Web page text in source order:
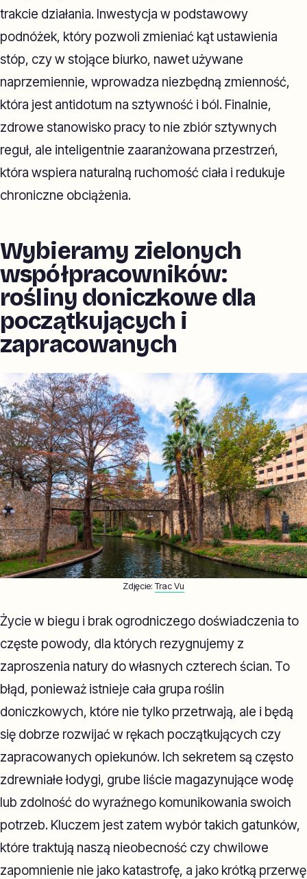
trakcie działania. Inwestycja w podstawowy
podnóżek, który pozwoli zmieniać kąt ustawienia
stóp, czy w stojące biurko, nawet używane
naprzemiennie, wprowadza niezbędną zmienność,
która jest antidotum na sztywność i ból. Finalnie,
zdrowe stanowisko pracy to nie zbiór sztywnych
reguł, ale inteligentnie zaaranżowana przestrzeń,
która wspiera naturalną ruchomość ciała i redukuje
chroniczne obciążenia.
Wybieramy zielonych
współpracowników:
rośliny doniczkowe dla
początkujących i
zapracowanych
Zdjęcie:Trac Vu
Życie w biegu i brak ogrodniczego doświadczenia to
częste powody, dla których rezygnujemy z
zaproszenia natury do własnych czterech ścian. To
błąd, ponieważ istnieje cała grupa roślin
doniczkowych, które nie tylko przetrwają, ale i będą
się dobrze rozwijać w rękach początkujących czy
zapracowanych opiekunów. Ich sekretem są często
zdrewniałe łodygi, grube liście magazynujące wodę
lub zdolność do wyraźnego komunikowania swoich
potrzeb. Kluczem jest zatem wybór takich gatunków,
które traktują naszą nieobecność czy chwilowe
zapomnienie nie jako katastrofę, a jako krótką przerwę